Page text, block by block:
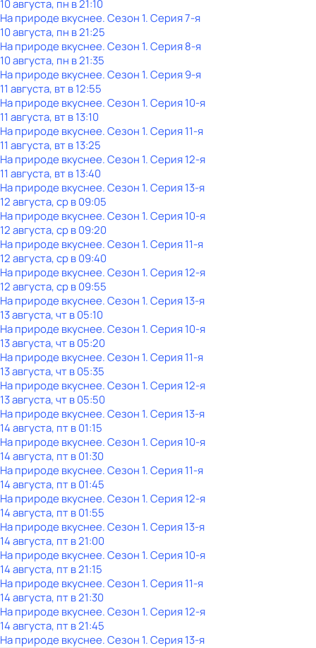
10 августа, пн в 21:10
На природе вкуснее. Сезон 1. Серия 7-я
10 августа, пн в 21:25
На природе вкуснее. Сезон 1. Серия 8-я
10 августа, пн в 21:35
На природе вкуснее. Сезон 1. Серия 9-я
11 августа, вт в 12:55
На природе вкуснее. Сезон 1. Серия 10-я
11 августа, вт в 13:10
На природе вкуснее. Сезон 1. Серия 11-я
11 августа, вт в 13:25
На природе вкуснее. Сезон 1. Серия 12-я
11 августа, вт в 13:40
На природе вкуснее. Сезон 1. Серия 13-я
12 августа, ср в 09:05
На природе вкуснее. Сезон 1. Серия 10-я
12 августа, ср в 09:20
На природе вкуснее. Сезон 1. Серия 11-я
12 августа, ср в 09:40
На природе вкуснее. Сезон 1. Серия 12-я
12 августа, ср в 09:55
На природе вкуснее. Сезон 1. Серия 13-я
13 августа, чт в 05:10
На природе вкуснее. Сезон 1. Серия 10-я
13 августа, чт в 05:20
На природе вкуснее. Сезон 1. Серия 11-я
13 августа, чт в 05:35
На природе вкуснее. Сезон 1. Серия 12-я
13 августа, чт в 05:50
На природе вкуснее. Сезон 1. Серия 13-я
14 августа, пт в 01:15
На природе вкуснее. Сезон 1. Серия 10-я
14 августа, пт в 01:30
На природе вкуснее. Сезон 1. Серия 11-я
14 августа, пт в 01:45
На природе вкуснее. Сезон 1. Серия 12-я
14 августа, пт в 01:55
На природе вкуснее. Сезон 1. Серия 13-я
14 августа, пт в 21:00
На природе вкуснее. Сезон 1. Серия 10-я
14 августа, пт в 21:15
На природе вкуснее. Сезон 1. Серия 11-я
14 августа, пт в 21:30
На природе вкуснее. Сезон 1. Серия 12-я
14 августа, пт в 21:45
На природе вкуснее. Сезон 1. Серия 13-я